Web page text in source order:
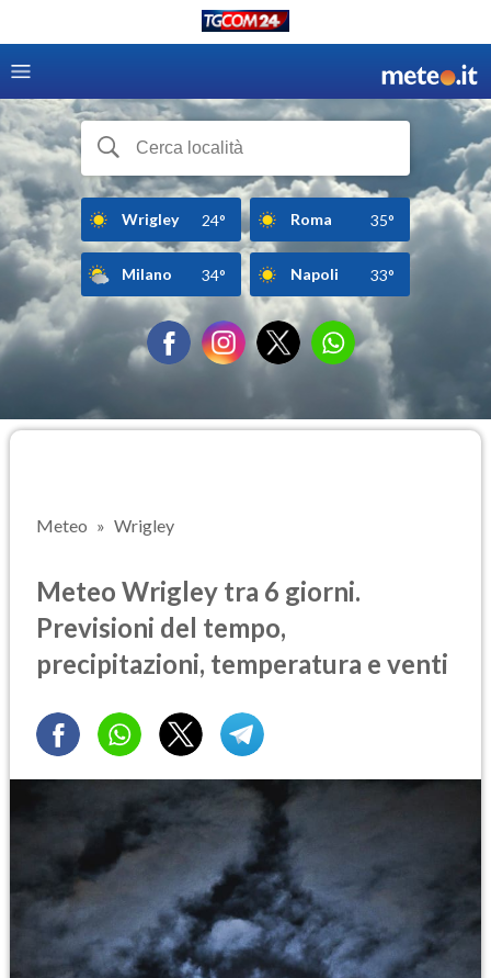
Wrigley 24° Roma 35°
Milano 34° Napoli 33°
Meteo Wrigley
Meteo Wrigley tra 6 giorni.
Previsioni del tempo,
precipitazioni, temperatura e venti